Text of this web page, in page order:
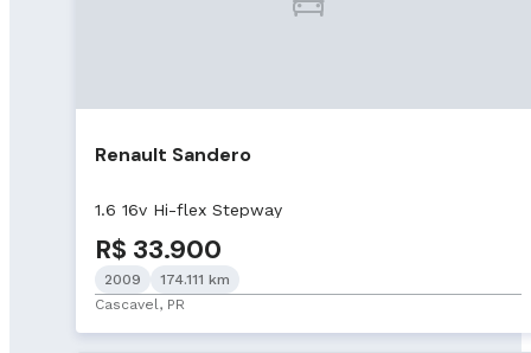
Renault Sandero
1.6 16v Hi-flex Stepway
R$ 33.900
2009
174.111 km
Cascavel, PR